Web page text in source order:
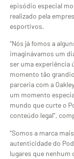
episódio especial
realizado pela
esportivos.
“Nós já fomos a
imaginávamos um
ser uma experiência
momento tão
parceria com a
um momento
mundo que curte o
conteúdo legal”,
“Somos a marca
autenticidade do
lugares que